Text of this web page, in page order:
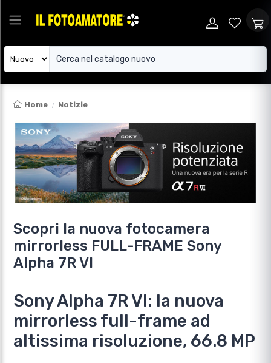
Home Notizie
Scopri la nuova fotocamera
mirrorless FULL-FRAME Sony
Alpha 7R VI
Sony Alpha 7R VI: la nuova
mirrorless full-frame ad
altissima risoluzione, 66.8 MP